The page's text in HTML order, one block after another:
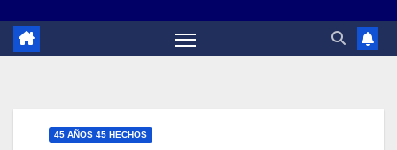
45 AÑOS 45 HECHOS